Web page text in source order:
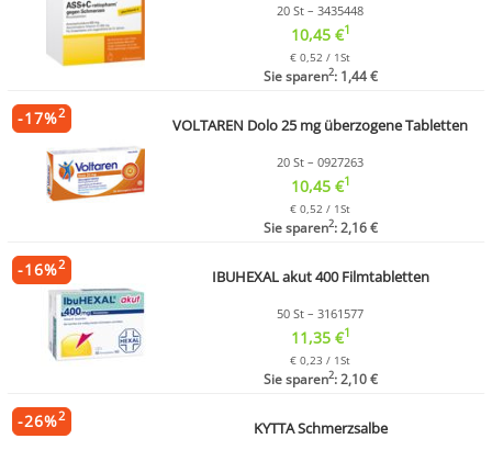
20 St – 3435448
10,45 €1
€ 0,52 / 1St
Sie sparen2: 1,44 €
VOLTAREN Dolo 25 mg überzogene Tabletten
20 St – 0927263
10,45 €1
€ 0,52 / 1St
Sie sparen2: 2,16 €
-17%2
IBUHEXAL akut 400 Filmtabletten
50 St – 3161577
11,35 €1
€ 0,23 / 1St
Sie sparen2: 2,10 €
-16%2
KYTTA Schmerzsalbe
-26%2